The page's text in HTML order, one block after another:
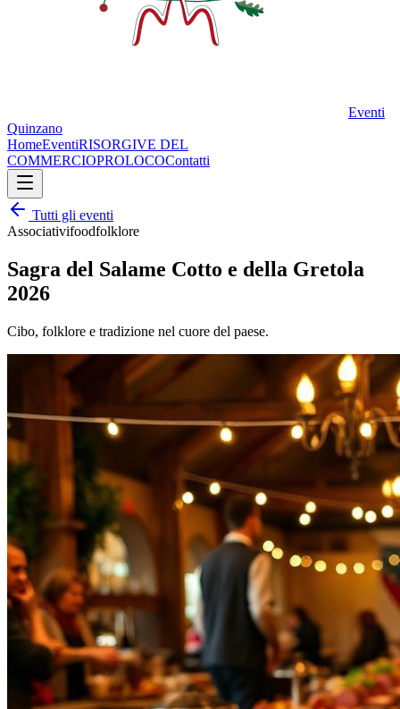
Eventi
Quinzano
HomeEventiRISORGIVE DEL
COMMERCIOPROLOCOContatti
Tutti gli eventi
Associativifoodfolklore
Sagra del Salame Cotto e della Gretola
2026
Cibo, folklore e tradizione nel cuore del paese.